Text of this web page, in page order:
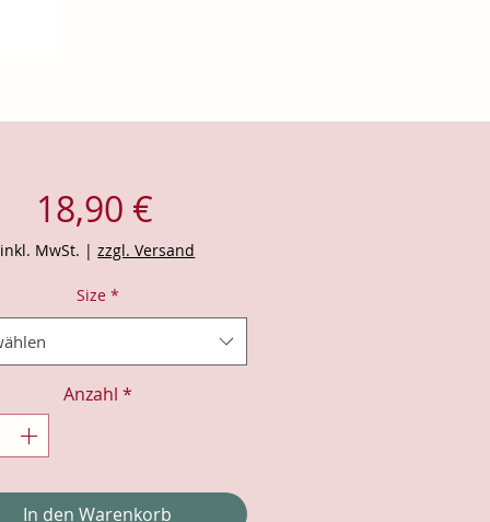
18,90 €
inkl. MwSt. |zzgl. Versand
Size *
Anzahl *
In den Warenkorb